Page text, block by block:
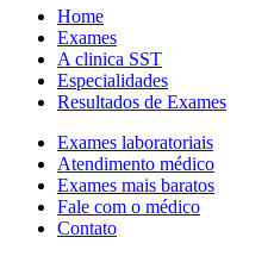
Home
Exames
A clinica SST
Especialidades
Resultados de Exames
Exames laboratoriais
Atendimento médico
Exames mais baratos
Fale com o médico
Contato